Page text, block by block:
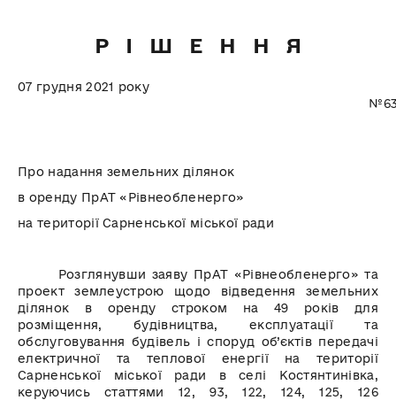
Р І Ш Е Н Н Я
07 грудня 2021 року
Про надання земельних ділянок
в оренду ПрАТ «Рівнеобленерго»
на території Сарненської міської ради
Розглянувши заяву ПрАТ «Рівнеобленерго» та
проект землеустрою щодо відведення земельних
ділянок в оренду строком на 49 років для
розміщення, будівництва, експлуатації та
обслуговування будівель і споруд об’єктів передачі
електричної та теплової енергії на території
Сарненської міської ради в селі Костянтинівка,
керуючись статтями 12, 93, 122, 124, 125, 126